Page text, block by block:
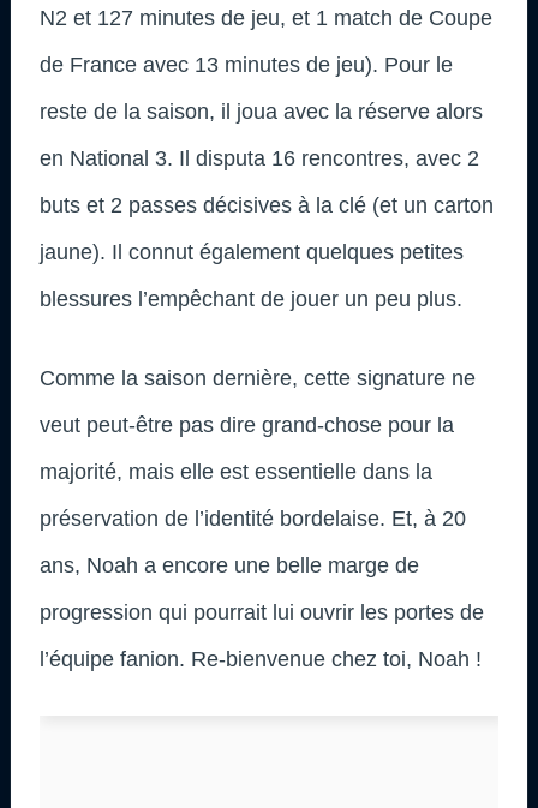
N2 et 127 minutes de jeu, et 1 match de Coupe
de France avec 13 minutes de jeu). Pour le
reste de la saison, il joua avec la réserve alors
en National 3. Il disputa 16 rencontres, avec 2
buts et 2 passes décisives à la clé (et un carton
jaune). Il connut également quelques petites
blessures l’empêchant de jouer un peu plus.
Comme la saison dernière, cette signature ne
veut peut-être pas dire grand-chose pour la
majorité, mais elle est essentielle dans la
préservation de l’identité bordelaise. Et, à 20
ans, Noah a encore une belle marge de
progression qui pourrait lui ouvrir les portes de
l’équipe fanion. Re-bienvenue chez toi, Noah !